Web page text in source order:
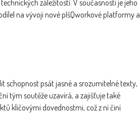
záležitostí. V současnosti je jeho
na vývoji nové pIšQworkové platformy a
schopnost psát jasné a srozumitelné texty,
tým soutěže uzavírá, a zajišťuje také
klíčovými dovednostmi, což z ní činí